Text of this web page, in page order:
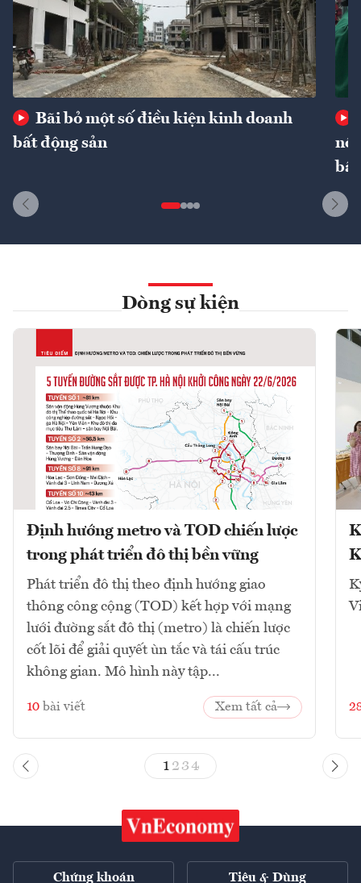
Bãi bỏ một số điều kiện kinh doanh
bất động sản
Dòng sự kiện
Định hướng metro và TOD chiến lược
trong phát triển đô thị bền vững
Phát triển đô thị theo định hướng giao
thông công cộng (TOD) kết hợp với mạng
lưới đường sắt đô thị (metro) là chiến lược
cốt lõi để giải quyết ùn tắc và tái cấu trúc
không gian. Mô hình này tập...
10 bài viết Xem tất cả
1 23 4
Chứng khoán Tiêu & Dùng